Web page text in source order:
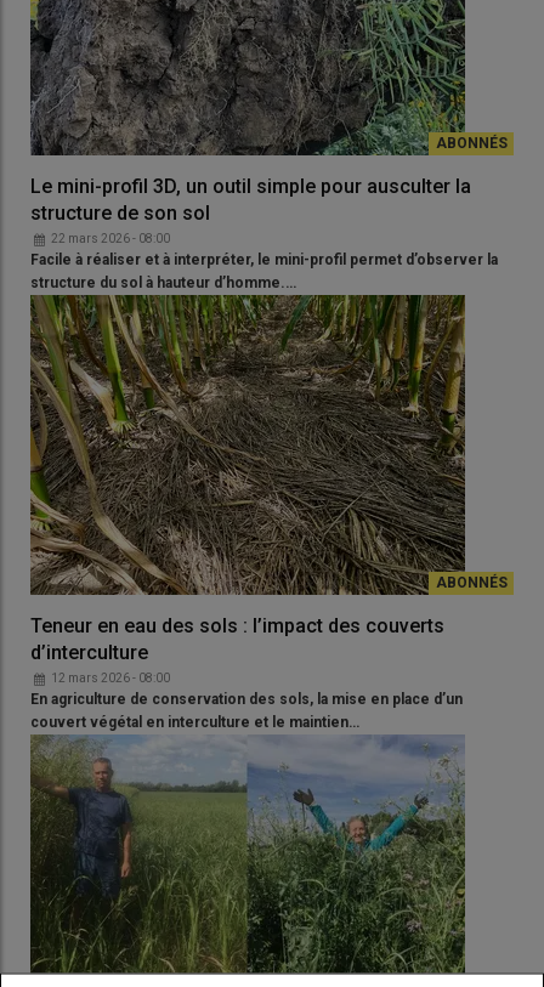
Le mini-profil 3D, un outil simple pour ausculter la
structure de son sol
22 mars 2026 - 08:00
Facile à réaliser et à interpréter, le mini-profil permet d’observer la
structure du sol à hauteur d’homme.…
Teneur en eau des sols : l’impact des couverts
d’interculture
12 mars 2026 - 08:00
En agriculture de conservation des sols, la mise en place d’un
couvert végétal en interculture et le maintien…